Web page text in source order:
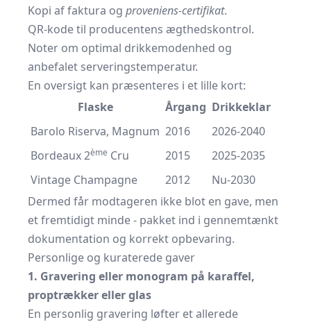
Kopi af faktura og proveniens-certifikat.
QR-kode til producentens ægthedskontrol.
Noter om optimal drikkemodenhed og
anbefalet serveringstemperatur.
En oversigt kan præsenteres i et lille kort:
Flaske
Årgang Drikkeklar
Barolo Riserva, Magnum 2016
2026-2040
Bordeaux 2ème Cru 2015
2025-2035
Vintage Champagne
2012
Nu-2030
Dermed får modtageren ikke blot en gave, men
et fremtidigt minde - pakket ind i gennemtænkt
dokumentation og korrekt opbevaring.
Personlige og kuraterede gaver
1. Gravering eller monogram på karaffel,
proptrækker eller glas
En personlig gravering løfter et allerede